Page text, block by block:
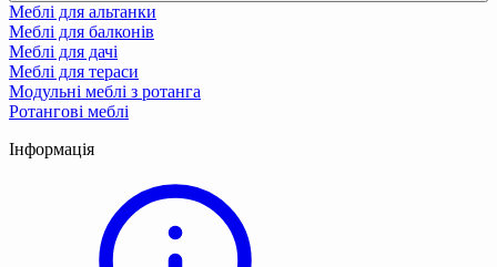
Меблі для альтанки
Меблі для балконів
Меблі для дачі
Меблі для тераси
Модульні меблі з ротанга
Ротангові меблі
Інформація